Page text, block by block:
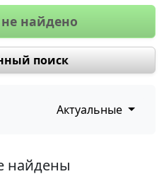
найдено
поиск
Актуальные
найдены